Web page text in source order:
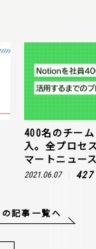
400名のチー
入。全プロセ
マートニュー
2021.06.07 427
記事一覧へ